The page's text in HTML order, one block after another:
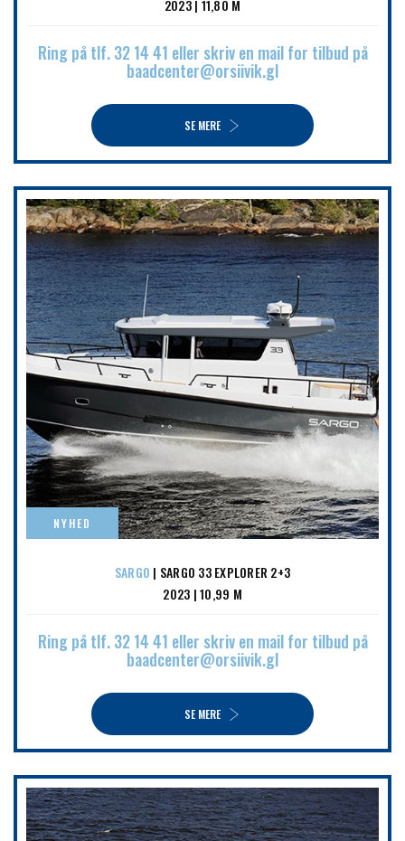
2023 | 11,80 M
Ring på tlf. 32 14 41 eller skriv en mail for tilbud på
baadcenter@orsiivik.gl
SE MERE
NYHED
SARGO | SARGO 33 EXPLORER 2+3
2023 | 10,99 M
Ring på tlf. 32 14 41 eller skriv en mail for tilbud på
baadcenter@orsiivik.gl
SE MERE